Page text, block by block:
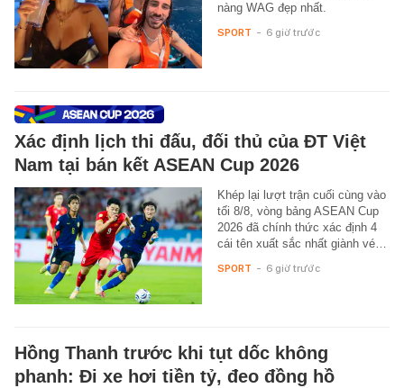
nàng WAG đẹp nhất.
SPORT - 6 giờ trước
Xác định lịch thi đấu, đối thủ của ĐT Việt
Nam tại bán kết ASEAN Cup 2026
Khép lại lượt trận cuối cùng vào
tối 8/8, vòng bảng ASEAN Cup
2026 đã chính thức xác định 4
cái tên xuất sắc nhất giành vé…
SPORT - 6 giờ trước
Hồng Thanh trước khi tụt dốc không
phanh: Đi xe hơi tiền tỷ, đeo đồng hồ